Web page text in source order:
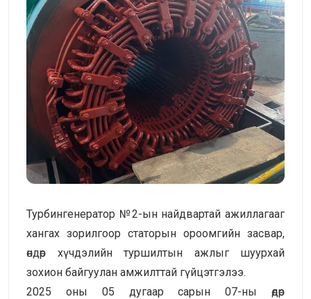
Турбингенератор №2-ын найдвартай ажиллагааг
хангах зорилгоор статорын ороомгийн засвар,
өндөр хүчдэлийн туршилтын ажлыг шуурхай
зохион байгуулан амжилттай гүйцэтгэлээ.
2025 оны 05 дугаар сарын 07-ны өдөр